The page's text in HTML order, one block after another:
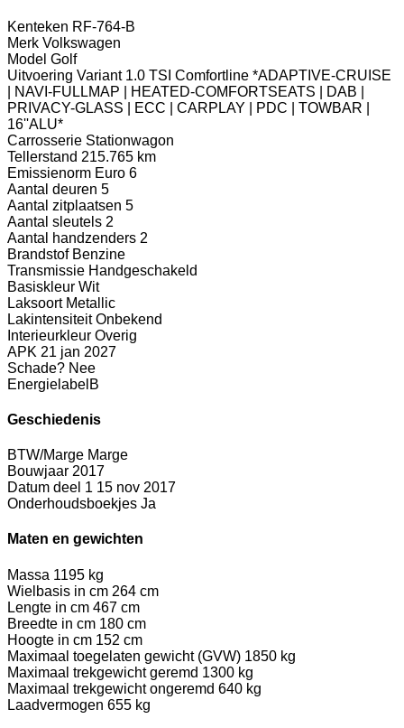
Kenteken RF-764-B
Merk Volkswagen
Model Golf
Uitvoering Variant 1.0 TSI Comfortline *ADAPTIVE-CRUISE
| NAVI-FULLMAP | HEATED-COMFORTSEATS | DAB |
PRIVACY-GLASS | ECC | CARPLAY | PDC | TOWBAR |
16''ALU*
Carrosserie Stationwagon
Tellerstand 215.765 km
Emissienorm Euro 6
Aantal deuren 5
Aantal zitplaatsen 5
Aantal sleutels 2
Aantal handzenders 2
Brandstof Benzine
Transmissie Handgeschakeld
Basiskleur Wit
Laksoort Metallic
Lakintensiteit Onbekend
Interieurkleur Overig
APK 21 jan 2027
Schade? Nee
Energielabel B
Geschiedenis
BTW/Marge Marge
Bouwjaar 2017
Datum deel 1 15 nov 2017
Onderhoudsboekjes Ja
Maten en gewichten
Massa 1195 kg
Wielbasis in cm 264 cm
Lengte in cm 467 cm
Breedte in cm 180 cm
Hoogte in cm 152 cm
Maximaal toegelaten gewicht (GVW) 1850 kg
Maximaal trekgewicht geremd 1300 kg
Maximaal trekgewicht ongeremd 640 kg
Laadvermogen 655 kg